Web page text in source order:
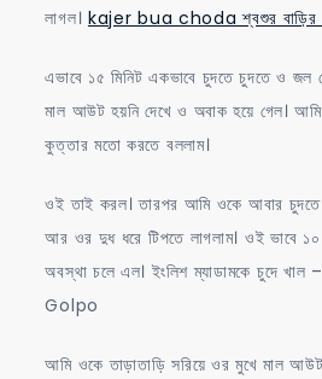
লাগল। kajer bua choda শ্বশুর বাড়ির
এভাবে ১৫ মিনিট একভাবে চুদতে চুদতে ও
মাল আউট হয়নি দেখে ও অবাক হয়ে গেল।
কুত্তার মতো করতে বললাম।
ওই তাই করল। তারপর আমি ওকে আবার চুদতে
আর ওর দুধ ধরে টিপতে লাগলাম। ওই ভাবে
অবস্থা চলে এল। ইংলিশ ম্যাডামকে চুদে
Golpo
আমি ওকে তাড়াতাড়ি সরিয়ে ওর মুখে মাল